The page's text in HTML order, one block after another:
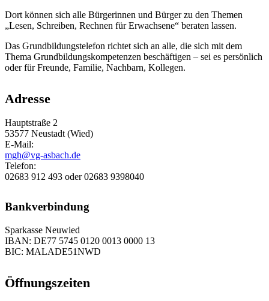
Dort können sich alle Bürgerinnen und Bürger zu den Themen
„Lesen, Schreiben, Rechnen für Erwachsene“ beraten lassen.
Das Grundbildungstelefon richtet sich an alle, die sich mit dem
Thema Grundbildungskompetenzen beschäftigen – sei es persönlich
oder für Freunde, Familie, Nachbarn, Kollegen.
Adresse
Hauptstraße 2
53577 Neustadt (Wied)
E-Mail:
mgh@vg-asbach.de
Telefon:
02683 912 493 oder 02683 9398040
Bankverbindung
Sparkasse Neuwied
IBAN: DE77 5745 0120 0013 0000 13
BIC: MALADE51NWD
Öffnungszeiten